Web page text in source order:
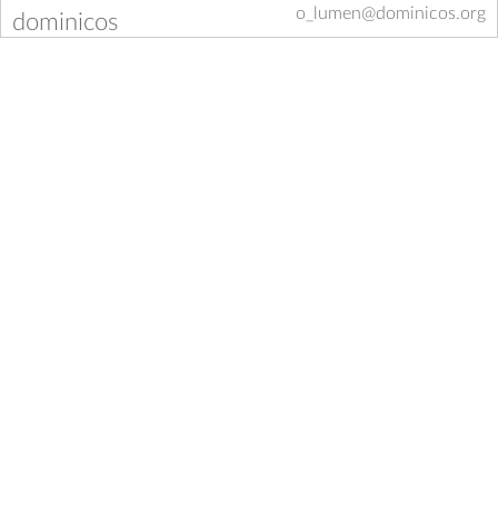
dominicos
o_lumen@dominicos.org